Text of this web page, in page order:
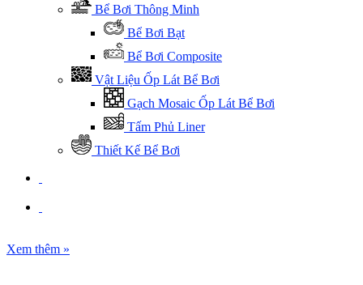
Bể Bơi Thông Minh
Bể Bơi Bạt
Bể Bơi Composite
Vật Liệu Ốp Lát Bể Bơi
Gạch Mosaic Ốp Lát Bể Bơi
Tấm Phủ Liner
Thiết Kế Bể Bơi
Xem thêm »